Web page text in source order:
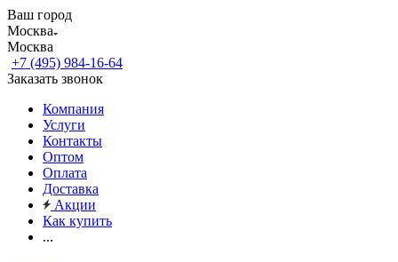
Ваш город
Москва
Москва
+7 (495) 984-16-64
Заказать звонок
Компания
Услуги
Контакты
Оптом
Оплата
Доставка
Акции
Как купить
...